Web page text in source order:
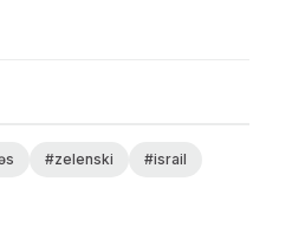
#zelenski
#israil